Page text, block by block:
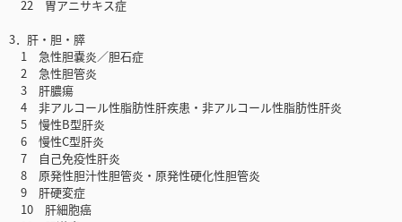
22 胃アニサキス症
3．肝・胆・膵
1 急性胆嚢炎／胆石症
2 急性胆管炎
3 肝膿瘍
4 非アルコール性脂肪性肝疾患・非アルコール性脂肪性肝炎
5 慢性B型肝炎
6 慢性C型肝炎
7 自己免疫性肝炎
8 原発性胆汁性胆管炎・原発性硬化性胆管炎
9 肝硬変症
10 肝細胞癌